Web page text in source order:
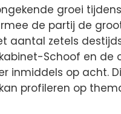
groei
de partij de
aantal zetels
Schoof en de
inmiddels op acht.
profileren op